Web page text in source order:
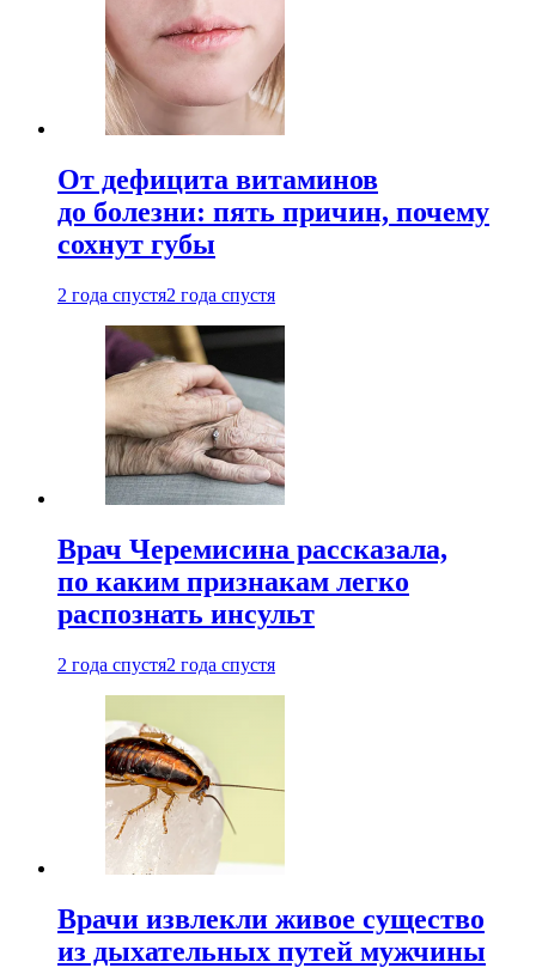
От дефицита витаминов
до болезни: пять причин, почему
сохнут губы
2 года спустя2 года спустя
Врач Черемисина рассказала,
по каким признакам легко
распознать инсульт
2 года спустя2 года спустя
Врачи извлекли живое существо
из дыхательных путей мужчины